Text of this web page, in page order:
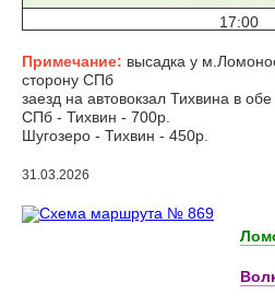
17:00
Примечание: высадка у
сторону СПб
заезд на автовокзал Тихвина в
СПб - Тихвин - 700р.
Шугозеро - Тихвин - 450р.
31.03.2026